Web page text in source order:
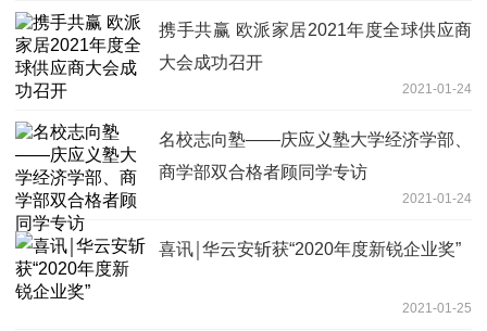
携手共赢 欧派家居2021年度全球供应商
大会成功召开
2021-01-24
名校志向塾——庆应义塾大学经济学部、
商学部双合格者顾同学专访
2021-01-24
喜讯￨华云安斩获“2020年度新锐企业奖”
2021-01-25